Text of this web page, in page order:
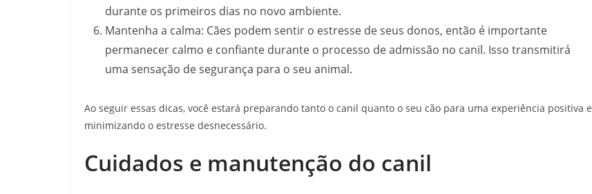
durante os primeiros dias no novo ambiente.
Mantenha a calma: Cães podem sentir o estresse de seus donos, então é importante
permanecer calmo e confiante durante o processo de admissão no canil. Isso transmitirá
uma sensação de segurança para o seu animal.
Ao seguir essas dicas, você estará preparando tanto o canil quanto o seu cão para uma experiência positiva e
minimizando o estresse desnecessário.
Cuidados e manutenção do canil